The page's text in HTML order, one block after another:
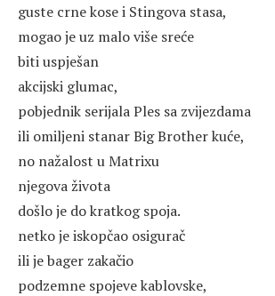
guste crne kose i Stingova stasa,
mogao je uz malo više sreće
biti uspješan
akcijski glumac,
pobjednik serijala Ples sa zvijezdama
ili omiljeni stanar Big Brother kuće,
no nažalost u Matrixu
njegova života
došlo je do kratkog spoja.
netko je iskopčao osigurač
ili je bager zakačio
podzemne spojeve kablovske,